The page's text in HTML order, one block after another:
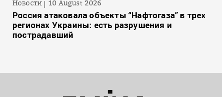
Новости 10 August 2026
Россия атаковала объекты “Нафтогаза” в трех
регионах Украины: есть разрушения и
пострадавший